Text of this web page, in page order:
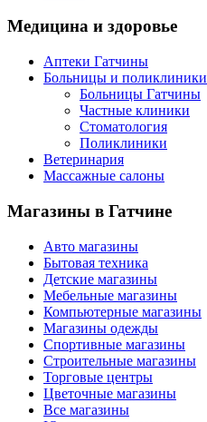
Медицина и здоровье
Аптеки Гатчины
Больницы и поликлиники
Больницы Гатчины
Частные клиники
Стоматология
Поликлиники
Ветеринария
Массажные салоны
Магазины в Гатчине
Авто магазины
Бытовая техника
Детские магазины
Мебельные магазины
Компьютерные магазины
Магазины одежды
Спортивные магазины
Строительные магазины
Торговые центры
Цветочные магазины
Все магазины